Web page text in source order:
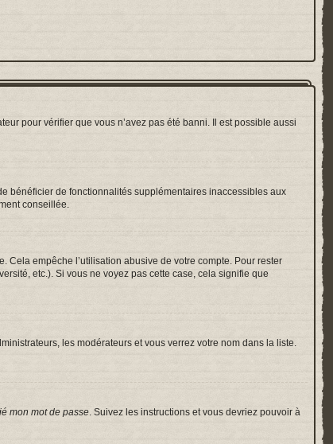
pour vérifier que vous n’avez pas été banni. Il est possible aussi
bénéficier de fonctionnalités supplémentaires inaccessibles aux
conseillée.
Cela empêche l’utilisation abusive de votre compte. Pour rester
etc.). Si vous ne voyez pas cette case, cela signifie que
les modérateurs et vous verrez votre nom dans la liste.
mon mot de passe. Suivez les instructions et vous devriez pouvoir à